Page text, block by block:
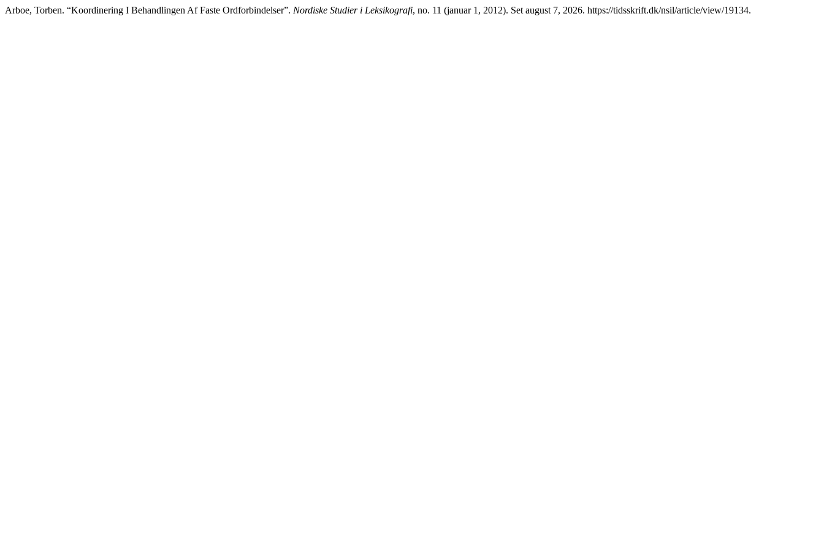
Arboe, Torben. “Koordinering I Behandlingen Af Faste Ordforbindelser”. Nordiske Studier i Leksikografi, no. 11 (januar 1, 2012). Set august 7, 2026. https://tidsskrift.dk/nsil/article/view/19134.